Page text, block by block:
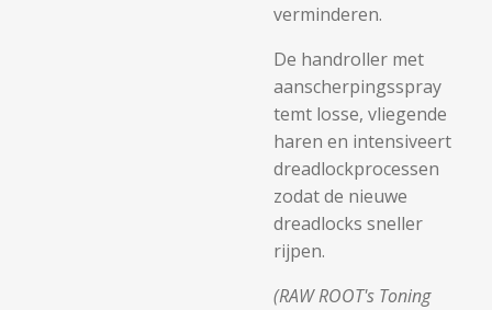
verminderen.
De handroller met
aanscherpingsspray
temt losse, vliegende
haren en intensiveert
dreadlockprocessen
zodat de nieuwe
dreadlocks sneller
rijpen.
(RAW ROOT's Toning